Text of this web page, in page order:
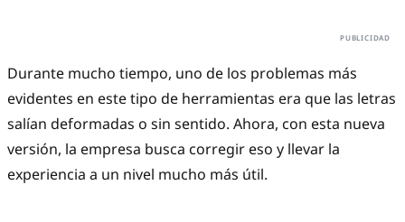
Durante mucho tiempo, uno de los problemas más
evidentes en este tipo de herramientas era que las letras
salían deformadas o sin sentido. Ahora, con esta nueva
versión, la empresa busca corregir eso y llevar la
experiencia a un nivel mucho más útil.